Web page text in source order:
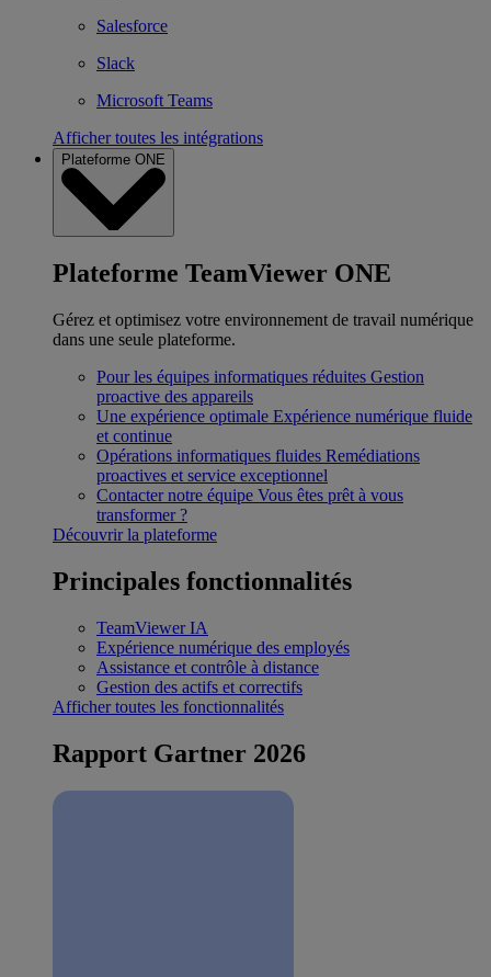
Salesforce
Slack
Microsoft Teams
Afficher toutes les intégrations
Plateforme ONE
Plateforme TeamViewer ONE
Gérez et optimisez votre environnement de travail numérique
dans une seule plateforme.
Pour les équipes informatiques réduites Gestion
proactive des appareils
Une expérience optimale Expérience numérique fluide
et continue
Opérations informatiques fluides Remédiations
proactives et service exceptionnel
Contacter notre équipe Vous êtes prêt à vous
transformer ?
Découvrir la plateforme
Principales fonctionnalités
TeamViewer IA
Expérience numérique des employés
Assistance et contrôle à distance
Gestion des actifs et correctifs
Afficher toutes les fonctionnalités
Rapport Gartner 2026